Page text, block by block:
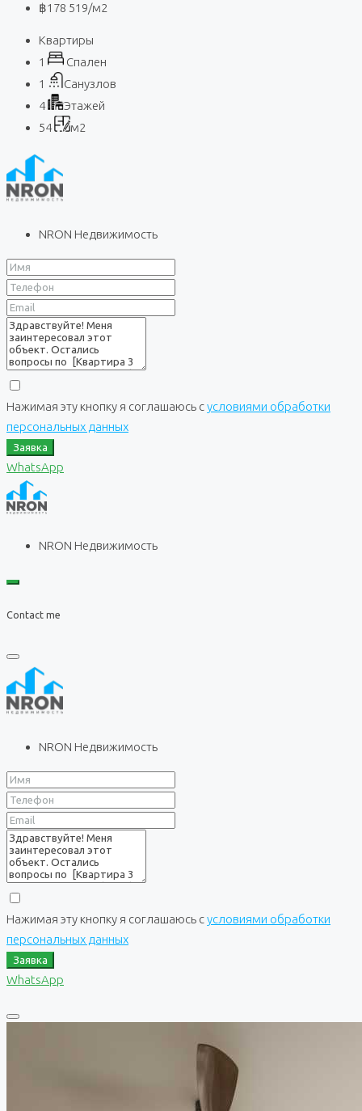
฿178 519/м2
Квартиры
1
Спален
1
Санузлов
4
Этажей
54
м2
NRON Недвижимость
Нажимая эту кнопку я соглашаюсь сусловиями обработки
персональных данных
Заявка
WhatsApp
NRON Недвижимость
Contact me
NRON Недвижимость
Нажимая эту кнопку я соглашаюсь сусловиями обработки
персональных данных
Заявка
WhatsApp